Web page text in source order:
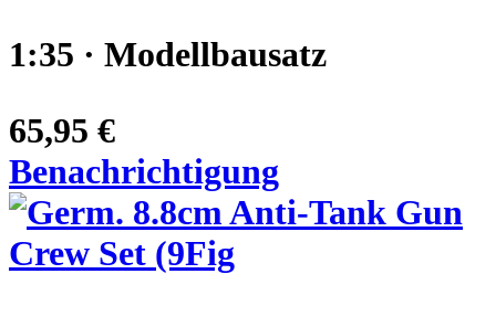
1:35 · Modellbausatz
65,95 €
Benachrichtigung